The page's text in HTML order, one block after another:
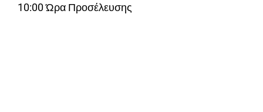
10:00 Ώρα Προσέλευσης